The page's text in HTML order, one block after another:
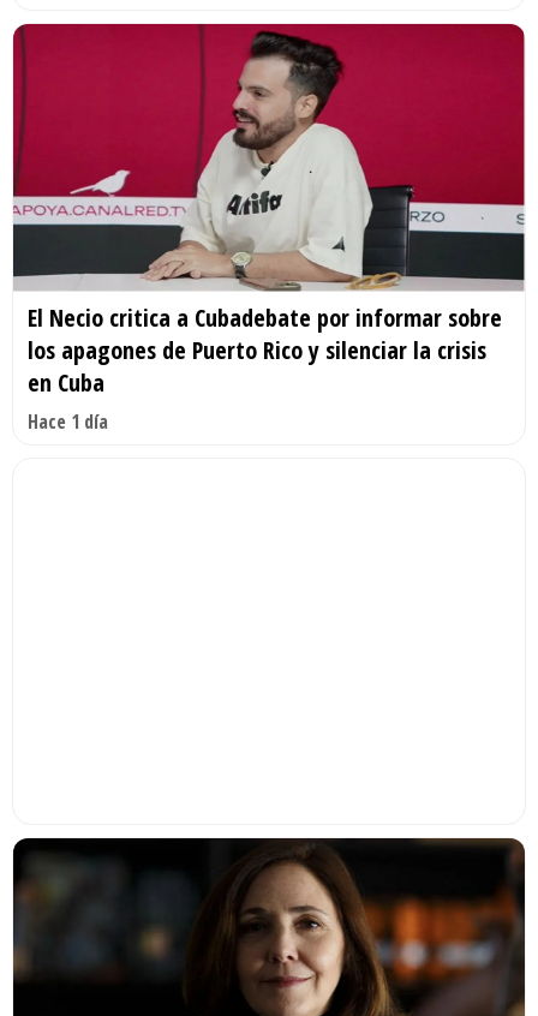
El Necio critica a Cubadebate por informar sobre
los apagones de Puerto Rico y silenciar la crisis
en Cuba
Hace 1 día